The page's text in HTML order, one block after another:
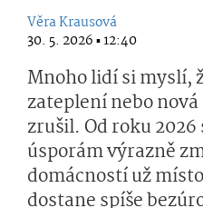
Věra Krausová
30. 5. 2026 ▪ 12:40
Mnoho lidí si myslí,
zateplení nebo
zrušil. Od roku
úsporám výrazně
domácností už
dostane spíše